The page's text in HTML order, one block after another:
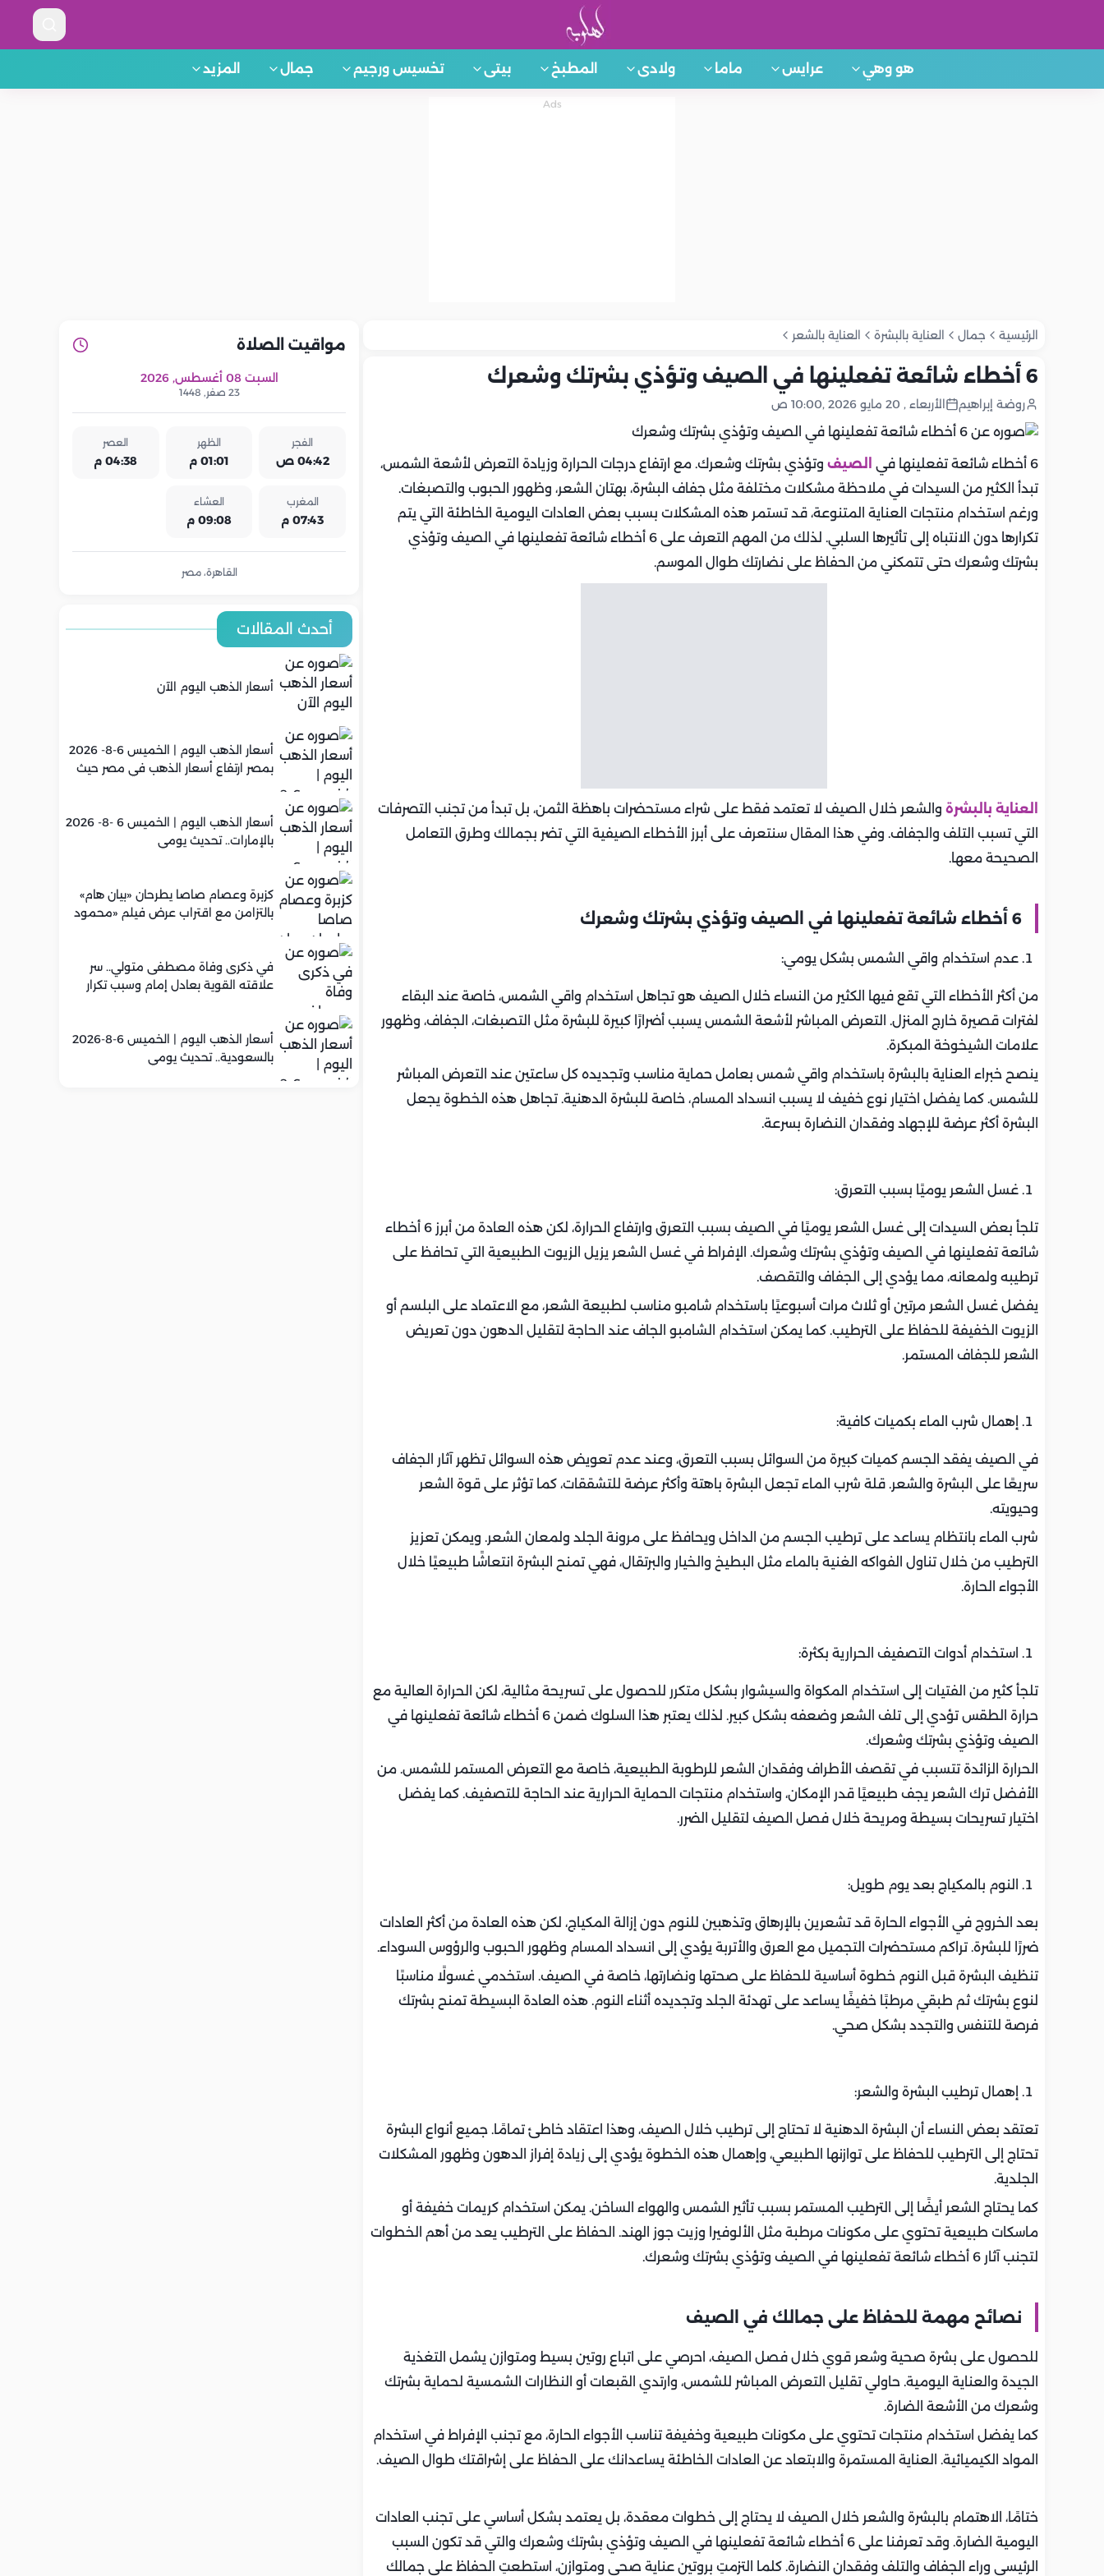
هو وهي عرايس ماما ولادى المطبخ بيتى تخسيس ورجيم جمال المزيد
الرئيسية جمال العناية بالبشرة العناية بالشعر
6 أخطاء شائعة تفعلينها في الصيف وتؤذي بشرتك وشعرك
روضة إبراهيم الأربعاء , 20 مايو 2026 ,10:00 ص
6 أخطاء شائعة تفعلينها في الصيف وتؤذي بشرتك وشعرك. مع ارتفاع درجات الحرارة وزيادة التعرض لأشعة الشمس،
تبدأ الكثير من السيدات في ملاحظة مشكلات مختلفة مثل جفاف البشرة، بهتان الشعر، وظهور الحبوب والتصبغات.
ورغم استخدام منتجات العناية المتنوعة، قد تستمر هذه المشكلات بسبب بعض العادات اليومية الخاطئة التي يتم
تكرارها دون الانتباه إلى تأثيرها السلبي. لذلك من المهم التعرف على 6 أخطاء شائعة تفعلينها في الصيف وتؤذي
بشرتك وشعرك حتى تتمكني من الحفاظ على نضارتك طوال الموسم.
العناية بالبشرة والشعر خلال الصيف لا تعتمد فقط على شراء مستحضرات باهظة الثمن، بل تبدأ من تجنب التصرفات
التي تسبب التلف والجفاف. وفي هذا المقال سنتعرف على أبرز الأخطاء الصيفية التي تضر بجمالك وطرق التعامل
الصحيحة معها.
6 أخطاء شائعة تفعلينها في الصيف وتؤذي بشرتك وشعرك
عدم استخدام واقي الشمس بشكل يومي:
من أكثر الأخطاء التي تقع فيها الكثير من النساء خلال الصيف هو تجاهل استخدام واقي الشمس، خاصة عند البقاء
لفترات قصيرة خارج المنزل. التعرض المباشر لأشعة الشمس يسبب أضرارًا كبيرة للبشرة مثل التصبغات، الجفاف، وظهور
علامات الشيخوخة المبكرة.
ينصح خبراء العناية بالبشرة باستخدام واقي شمس بعامل حماية مناسب وتجديده كل ساعتين عند التعرض المباشر
للشمس. كما يفضل اختيار نوع خفيف لا يسبب انسداد المسام، خاصة للبشرة الدهنية. تجاهل هذه الخطوة يجعل
البشرة أكثر عرضة للإجهاد وفقدان النضارة بسرعة.
غسل الشعر يوميًا بسبب التعرق:
تلجأ بعض السيدات إلى غسل الشعر يوميًا في الصيف بسبب التعرق وارتفاع الحرارة، لكن هذه العادة من أبرز 6 أخطاء
شائعة تفعلينها في الصيف وتؤذي بشرتك وشعرك. الإفراط في غسل الشعر يزيل الزيوت الطبيعية التي تحافظ على
ترطيبه ولمعانه، مما يؤدي إلى الجفاف والتقصف.
يفضل غسل الشعر مرتين أو ثلاث مرات أسبوعيًا باستخدام شامبو مناسب لطبيعة الشعر، مع الاعتماد على البلسم أو
الزيوت الخفيفة للحفاظ على الترطيب. كما يمكن استخدام الشامبو الجاف عند الحاجة لتقليل الدهون دون تعريض
الشعر للجفاف المستمر.
إهمال شرب الماء بكميات كافية:
في الصيف يفقد الجسم كميات كبيرة من السوائل بسبب التعرق، وعند عدم تعويض هذه السوائل تظهر آثار الجفاف
سريعًا على البشرة والشعر. قلة شرب الماء تجعل البشرة باهتة وأكثر عرضة للتشققات، كما تؤثر على قوة الشعر
وحيويته.
شرب الماء بانتظام يساعد على ترطيب الجسم من الداخل ويحافظ على مرونة الجلد ولمعان الشعر. ويمكن تعزيز
الترطيب من خلال تناول الفواكه الغنية بالماء مثل البطيخ والخيار والبرتقال، فهي تمنح البشرة انتعاشًا طبيعيًا خلال
الأجواء الحارة.
استخدام أدوات التصفيف الحرارية بكثرة:
تلجأ كثير من الفتيات إلى استخدام المكواة والسيشوار بشكل متكرر للحصول على تسريحة مثالية، لكن الحرارة العالية مع
حرارة الطقس تؤدي إلى تلف الشعر وضعفه بشكل كبير. لذلك يعتبر هذا السلوك ضمن 6 أخطاء شائعة تفعلينها في
الصيف وتؤذي بشرتك وشعرك.
الحرارة الزائدة تتسبب في تقصف الأطراف وفقدان الشعر للرطوبة الطبيعية، خاصة مع التعرض المستمر للشمس. من
الأفضل ترك الشعر يجف طبيعيًا قدر الإمكان، واستخدام منتجات الحماية الحرارية عند الحاجة للتصفيف. كما يفضل
اختيار تسريحات بسيطة ومريحة خلال فصل الصيف لتقليل الضرر.
النوم بالمكياج بعد يوم طويل:
بعد الخروج في الأجواء الحارة قد تشعرين بالإرهاق وتذهبين للنوم دون إزالة المكياج، لكن هذه العادة من أكثر العادات
ضررًا للبشرة. تراكم مستحضرات التجميل مع العرق والأتربة يؤدي إلى انسداد المسام وظهور الحبوب والرؤوس السوداء.
تنظيف البشرة قبل النوم خطوة أساسية للحفاظ على صحتها ونضارتها، خاصة في الصيف. استخدمي غسولًا مناسبًا
لنوع بشرتك ثم طبقي مرطبًا خفيفًا يساعد على تهدئة الجلد وتجديده أثناء النوم. هذه العادة البسيطة تمنح بشرتك
فرصة للتنفس والتجدد بشكل صحي.
إهمال ترطيب البشرة والشعر:
تعتقد بعض النساء أن البشرة الدهنية لا تحتاج إلى ترطيب خلال الصيف، وهذا اعتقاد خاطئ تمامًا. جميع أنواع البشرة
تحتاج إلى الترطيب للحفاظ على توازنها الطبيعي، وإهمال هذه الخطوة يؤدي إلى زيادة إفراز الدهون وظهور المشكلات
الجلدية.
كما يحتاج الشعر أيضًا إلى الترطيب المستمر بسبب تأثير الشمس والهواء الساخن. يمكن استخدام كريمات خفيفة أو
ماسكات طبيعية تحتوي على مكونات مرطبة مثل الألوفيرا وزيت جوز الهند. الحفاظ على الترطيب يعد من أهم الخطوات
لتجنب آثار 6 أخطاء شائعة تفعلينها في الصيف وتؤذي بشرتك وشعرك.
نصائح مهمة للحفاظ على جمالك في الصيف
للحصول على بشرة صحية وشعر قوي خلال فصل الصيف، احرصي على اتباع روتين بسيط ومتوازن يشمل التغذية
الجيدة والعناية اليومية. حاولي تقليل التعرض المباشر للشمس، وارتدي القبعات أو النظارات الشمسية لحماية بشرتك
وشعرك من الأشعة الضارة.
كما يفضل استخدام منتجات تحتوي على مكونات طبيعية وخفيفة تناسب الأجواء الحارة، مع تجنب الإفراط في استخدام
المواد الكيميائية. العناية المستمرة والابتعاد عن العادات الخاطئة يساعدانك على الحفاظ على إشراقتك طوال الصيف.
ختامًا، الاهتمام بالبشرة والشعر خلال الصيف لا يحتاج إلى خطوات معقدة، بل يعتمد بشكل أساسي على تجنب العادات
اليومية الضارة. وقد تعرفنا على 6 أخطاء شائعة تفعلينها في الصيف وتؤذي بشرتك وشعرك والتي قد تكون السبب
الرئيسي وراء الجفاف والتلف وفقدان النضارة. كلما التزمتِ بروتين عناية صحي ومتوازن، استطعتِ الحفاظ على جمالك
مواقيت الصلاة
السبت 08 أغسطس, 2026
23 صفر, 1448
الفجر
04:42 ص
الظهر
01:01 م
العصر
04:38 م
المغرب
07:43 م
العشاء
09:08 م
القاهرة، مصر
أحدث المقالات
أسعار الذهب اليوم الآن
أسعار الذهب اليوم | الخميس 6-8- 2026
بمصر ارتفاع أسعار الذهب في مصر حيث
أسعار الذهب اليوم | الخميس 6 -8- 2026
بالإمارات.. تحديث يومي
كزبرة وعصام صاصا يطرحان «بيان هام»
بالتزامن مع اقتراب عرض فيلم «محمود
في ذكرى وفاة مصطفى متولي.. سر
علاقته القوية بعادل إمام وسبب تكرار
أسعار الذهب اليوم | الخميس 6-8-2026
بالسعودية.. تحديث يومي